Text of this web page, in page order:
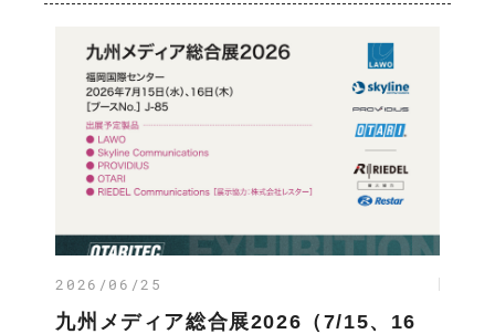
2026/06/25
九州メディア総合展2026（7/15、16